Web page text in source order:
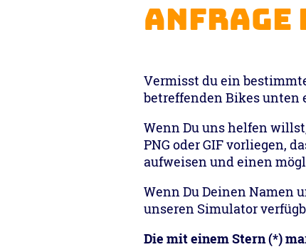
Anfrage
Vermisst du ein
betreffenden Bikes unten
Wenn Du uns helfen
PNG oder GIF vorliegen,
aufweisen und einen
Wenn Du Deinen Namen
unseren Simulator
Die mit einem Stern (*)